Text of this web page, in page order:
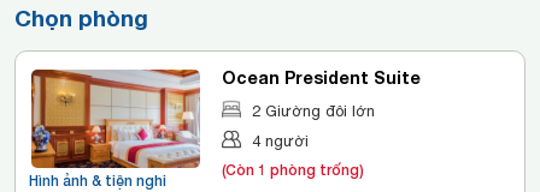
Chọn phòng
Hình ảnh & tiện nghi
Ocean President Suite
2 Giường đôi lớn
4 người
(Còn 1 phòng trống)